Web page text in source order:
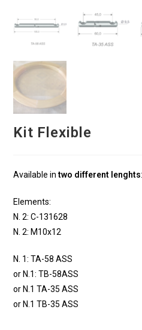
Kit Flexible
Available intwo different lenghts
Elements:
N. 2: C-131628
N. 2: M10x12
N. 1: TA-58 ASS
or N.1: TB-58ASS
or N.1 TA-35 ASS
or N.1 TB-35 ASS